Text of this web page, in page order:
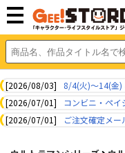
[2026/08/03]
8/4(火)～14(金)
[2026/07/01]
コンビニ・ペイ
[2026/07/01]
ご注文確定メ